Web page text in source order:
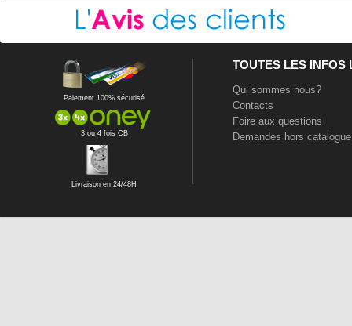
Paiement 100% sécurisé
3 ou 4 fois CB
Livraison en 24/48H
TOUTES LES INFOS
Qui sommes nous?
Contacts
Foire aux questions
Demandes hors catalogue